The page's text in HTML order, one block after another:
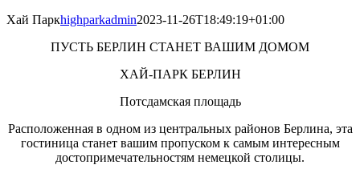
Хай Паркhighparkadmin2023-11-26T18:49:19+01:00
ПУСТЬ БЕРЛИН СТАНЕТ ВАШИМ ДОМОМ
ХАЙ-ПАРК БЕРЛИН
Потсдамская площадь
Расположенная в одном из центральных районов Берлина, эта
гостиница станет вашим пропуском к самым интересным
достопримечательностям немецкой столицы.